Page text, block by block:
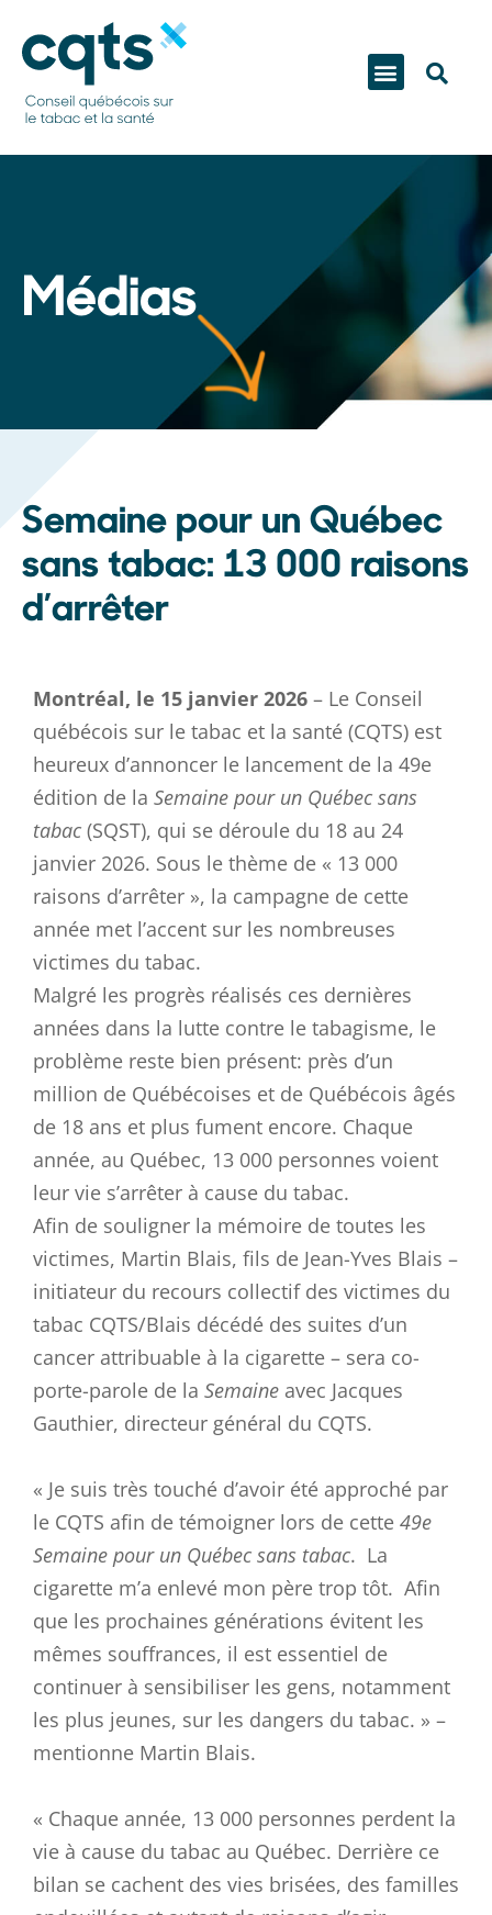
Médias
Semaine pour un Québec
sans tabac: 13 000 raisons
d’arrêter
Montréal, le 15 janvier 2026 – Le Conseil
québécois sur le tabac et la santé (CQTS) est
heureux d’annoncer le lancement de la 49e
édition de la Semaine pour un Québec sans
tabac (SQST), qui se déroule du 18 au 24
janvier 2026. Sous le thème de « 13 000
raisons d’arrêter », la campagne de cette
année met l’accent sur les nombreuses
victimes du tabac.
Malgré les progrès réalisés ces dernières
années dans la lutte contre le tabagisme, le
problème reste bien présent: près d’un
million de Québécoises et de Québécois âgés
de 18 ans et plus fument encore. Chaque
année, au Québec, 13 000 personnes voient
leur vie s’arrêter à cause du tabac.
Afin de souligner la mémoire de toutes les
victimes, Martin Blais, fils de Jean-Yves Blais –
initiateur du recours collectif des victimes du
tabac CQTS/Blais décédé des suites d’un
cancer attribuable à la cigarette – sera co-
porte-parole de la Semaine avec Jacques
Gauthier, directeur général du CQTS.
« Je suis très touché d’avoir été approché par
le CQTS afin de témoigner lors de cette 49e
Semaine pour un Québec sans tabac. La
cigarette m’a enlevé mon père trop tôt. Afin
que les prochaines générations évitent les
mêmes souffrances, il est essentiel de
continuer à sensibiliser les gens, notamment
les plus jeunes, sur les dangers du tabac. » –
mentionne Martin Blais.
« Chaque année, 13 000 personnes perdent la
vie à cause du tabac au Québec. Derrière ce
bilan se cachent des vies brisées, des familles